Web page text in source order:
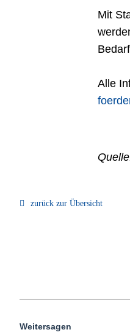
Mit
Alle
zurück zur Übersicht
Weitersagen